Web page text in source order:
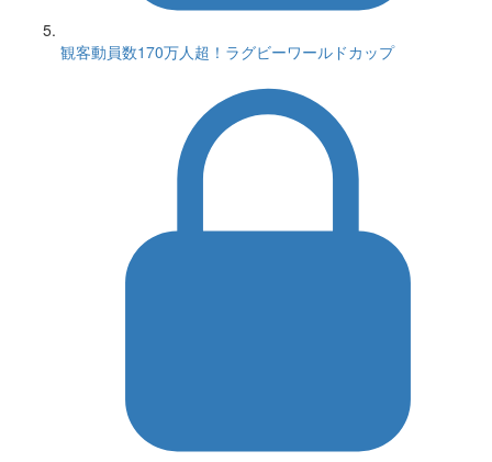
観客動員数170万人超！ラグビーワールドカップ